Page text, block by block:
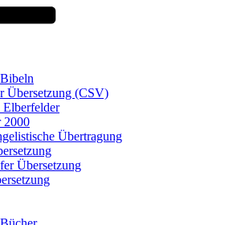
Übersetzung (CSV)
2000
Übertragung
Übersetzung